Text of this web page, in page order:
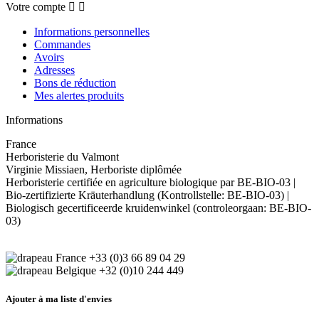
Votre compte  
Informations personnelles
Commandes
Avoirs
Adresses
Bons de réduction
Mes alertes produits
Informations
France
Herboristerie du Valmont
Virginie Missiaen, Herboriste diplômée
Herboristerie certifiée en agriculture biologique par BE-BIO-03 |
Bio-zertifizierte Kräuterhandlung (Kontrollstelle: BE-BIO-03) |
Biologisch gecertificeerde kruidenwinkel (controleorgaan: BE-BIO-
03)
+33 (0)3 66 89 04 29
+32 (0)10 244 449
Ajouter à ma liste d'envies